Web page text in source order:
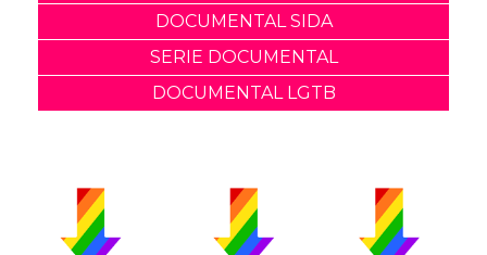
DOCUMENTAL SIDA
SERIE DOCUMENTAL
DOCUMENTAL LGTB